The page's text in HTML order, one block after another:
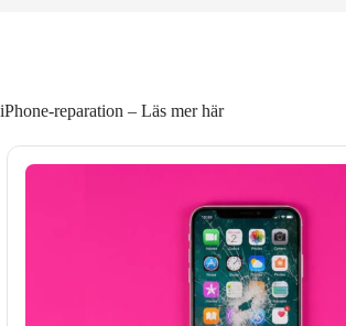
iPhone-reparation – Läs mer här